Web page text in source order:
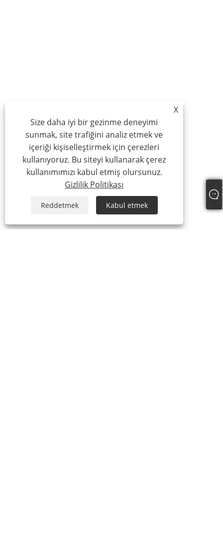
X
Size daha iyi bir gezinme deneyimi
sunmak, site trafiğini analiz etmek ve
içeriği kişiselleştirmek için çerezleri
kullanıyoruz. Bu siteyi kullanarak çerez
kullanımımızı kabul etmiş olursunuz.
Gizlilik Politikası
Reddetmek Kabul etmek